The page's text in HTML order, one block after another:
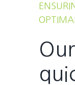
OPTIMAL